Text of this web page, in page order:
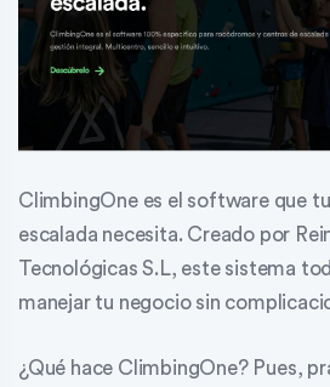
ClimbingOne es el software que
escalada necesita. Creado por
Tecnológicas S.L, este sistema
manejar tu negocio sin
¿Qué hace ClimbingOne? Pues,